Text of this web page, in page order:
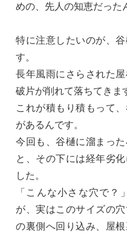
めの、先人の知恵だった
特に注意したいのが、
す。
長年風雨にさらされた
破片が削れて落ちてきま
これが積もり積もって
があるんです。
今回も、谷樋に溜まっ
と、その下には経年劣
した。
「こんな小さな穴で？
が、実はこのサイズの
の裏側へ回り込み、屋